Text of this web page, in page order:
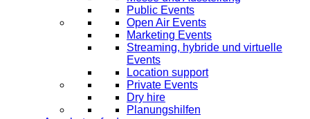
Public Events
Open Air Events
Marketing Events
Streaming, hybride und virtuelle
Events
Location support
Private Events
Dry hire
Planungshilfen